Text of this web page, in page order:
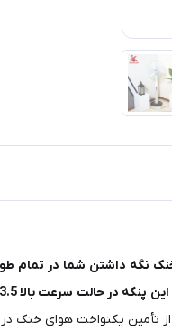
این پنکه در حالت سرعت بالا 3.5 ساعت و در حالت سرعت پایین 5 ساعت کار می کند.